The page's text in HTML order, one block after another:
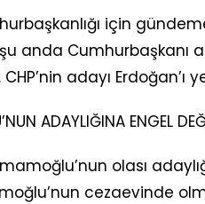
için
şu anda
adayı
ADAYLIĞINA ENGEL
olası
cezaevinde